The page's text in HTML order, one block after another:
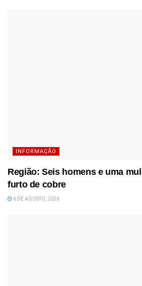
INFORMAÇÃO
Região: Seis homens e uma
furto de cobre
6 DE AGOSTO, 2026